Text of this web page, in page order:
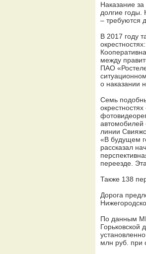
Наказание
долгие годы.
– требуются
В 2017 году
между
ПАО
о наказании
Семь
автомобилей
линии
«В будущем
рассказал
переезде.
Также 138
Дорога
По данным
Горьковской
млн руб. при